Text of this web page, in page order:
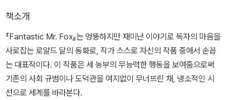
책소개
『Fantastic Mr. Fox』는 엉뚱하지만 재미난 이야기로 독자의 마음을
사로잡는 로얄드 달의 동화로, 작가 스스로 자신의 작품 중에서 손꼽
는 대표작이다. 이 작품은 세 농부의 무능력한 행동을 보여줌으로써
기존의 사회 규범이나 도덕관을 여지없이 무너뜨린 채, 냉소적인 시
선으로 세계를 바라본다.